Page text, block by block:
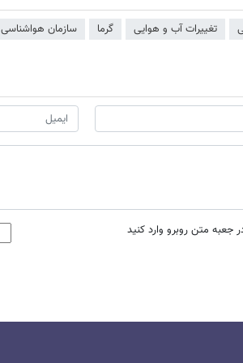
تغییرات آب و هوایی گرما سازمان هواشناسی
جعبه متن روبرو وارد کنید